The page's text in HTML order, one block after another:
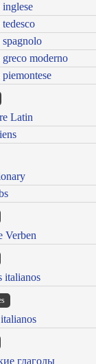
moderno
Latin
Verben
italianos
глаголы